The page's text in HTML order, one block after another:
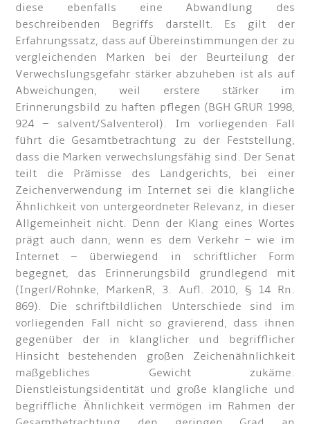
diese ebenfalls eine Abwandlung des
beschreibenden Begriffs darstellt. Es gilt der
Erfahrungssatz, dass auf Übereinstimmungen der zu
vergleichenden Marken bei der Beurteilung der
Verwechslungsgefahr stärker abzuheben ist als auf
Abweichungen, weil erstere stärker im
Erinnerungsbild zu haften pflegen (BGH GRUR 1998,
924 – salvent/Salventerol). Im vorliegenden Fall
führt die Gesamtbetrachtung zu der Feststellung,
dass die Marken verwechslungsfähig sind. Der Senat
teilt die Prämisse des Landgerichts, bei einer
Zeichenverwendung im Internet sei die klangliche
Ähnlichkeit von untergeordneter Relevanz, in dieser
Allgemeinheit nicht. Denn der Klang eines Wortes
prägt auch dann, wenn es dem Verkehr – wie im
Internet – überwiegend in schriftlicher Form
begegnet, das Erinnerungsbild grundlegend mit
(Ingerl/Rohnke, MarkenR, 3. Aufl. 2010, § 14 Rn.
869). Die schriftbildlichen Unterschiede sind im
vorliegenden Fall nicht so gravierend, dass ihnen
gegenüber der in klanglicher und begrifflicher
Hinsicht bestehenden großen Zeichenähnlichkeit
maßgebliches Gewicht zukäme.
Dienstleistungsidentität und große klangliche und
begriffliche Ähnlichkeit vermögen im Rahmen der